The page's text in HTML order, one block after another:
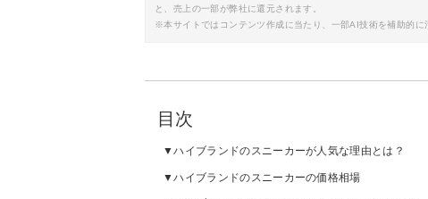
と、売上の一部が弊社に還元されます。
※本サイトではコンテンツ作成に当たり、一部AI技術を補助的に
目次
ハイブランドのスニーカーが人気な理由とは？
ハイブランドのスニーカーの価格相場